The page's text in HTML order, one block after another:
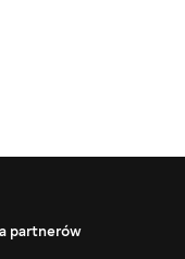
partnerów